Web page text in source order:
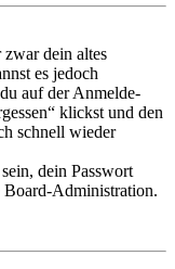
dein altes
es jedoch
auf der Anmelde-
klickst und den
schnell wieder
dein Passwort
Board-Administration.